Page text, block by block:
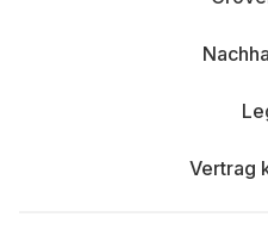
Vertrag